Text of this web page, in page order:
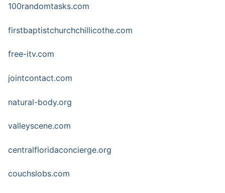
100randomtasks.com
firstbaptistchurchchillicothe.com
free-itv.com
jointcontact.com
natural-body.org
valleyscene.com
centralfloridaconcierge.org
couchslobs.com